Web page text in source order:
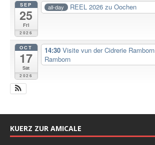
SEP
25
Fri
2026
all-day REEL 2026 zu Oochen
OCT
17
Sat
2026
14:30 Visite vun der Cidrerie Ramborn
Ramborn
KUERZ ZUR AMICALE